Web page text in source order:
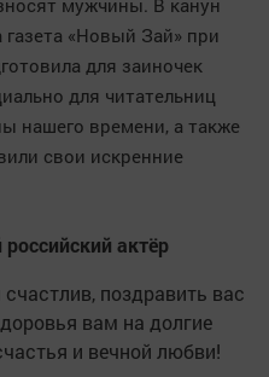
мужчины. В канун
газета «Новый Зай» при
для заиночек
для читательниц
нашего времени, а также
свои искренние
актёр
поздравить вас
вам на долгие
и вечной любви!